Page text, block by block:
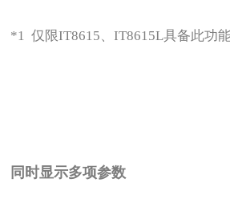
*1 仅限IT8615、IT8615L具备此功
同时显示多项参数